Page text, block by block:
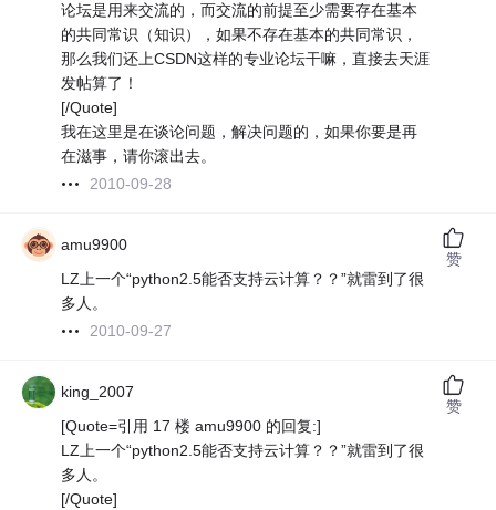
论坛是用来交流的，而交流的前提至少需要存在基本
的共同常识（知识），如果不存在基本的共同常识，
那么我们还上CSDN这样的专业论坛干嘛，直接去天涯
发帖算了！
[/Quote]
我在这里是在谈论问题，解决问题的，如果你要是再
在滋事，请你滚出去。
2010-09-28
amu9900
LZ上一个“python2.5能否支持云计算？？”就雷到了很
多人。
2010-09-27
赞
king_2007
[Quote=引用 17 楼 amu9900 的回复:]
LZ上一个“python2.5能否支持云计算？？”就雷到了很
多人。
[/Quote]
赞